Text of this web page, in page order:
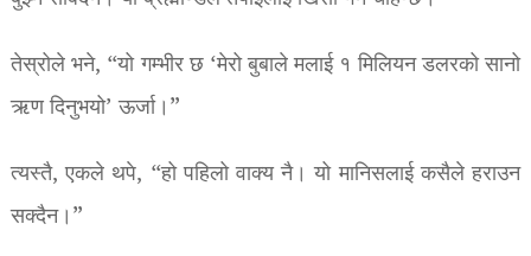
तेस्रोले भने, “यो गम्भीर छ ‘मेरो बुबाले मलाई १ मिलियन डलरको सानो
ऋण दिनुभयो’ ऊर्जा।”
त्यस्तै, एकले थपे, “हो पहिलो वाक्य नै। यो मानिसलाई कसैले हराउन
सक्दैन।”